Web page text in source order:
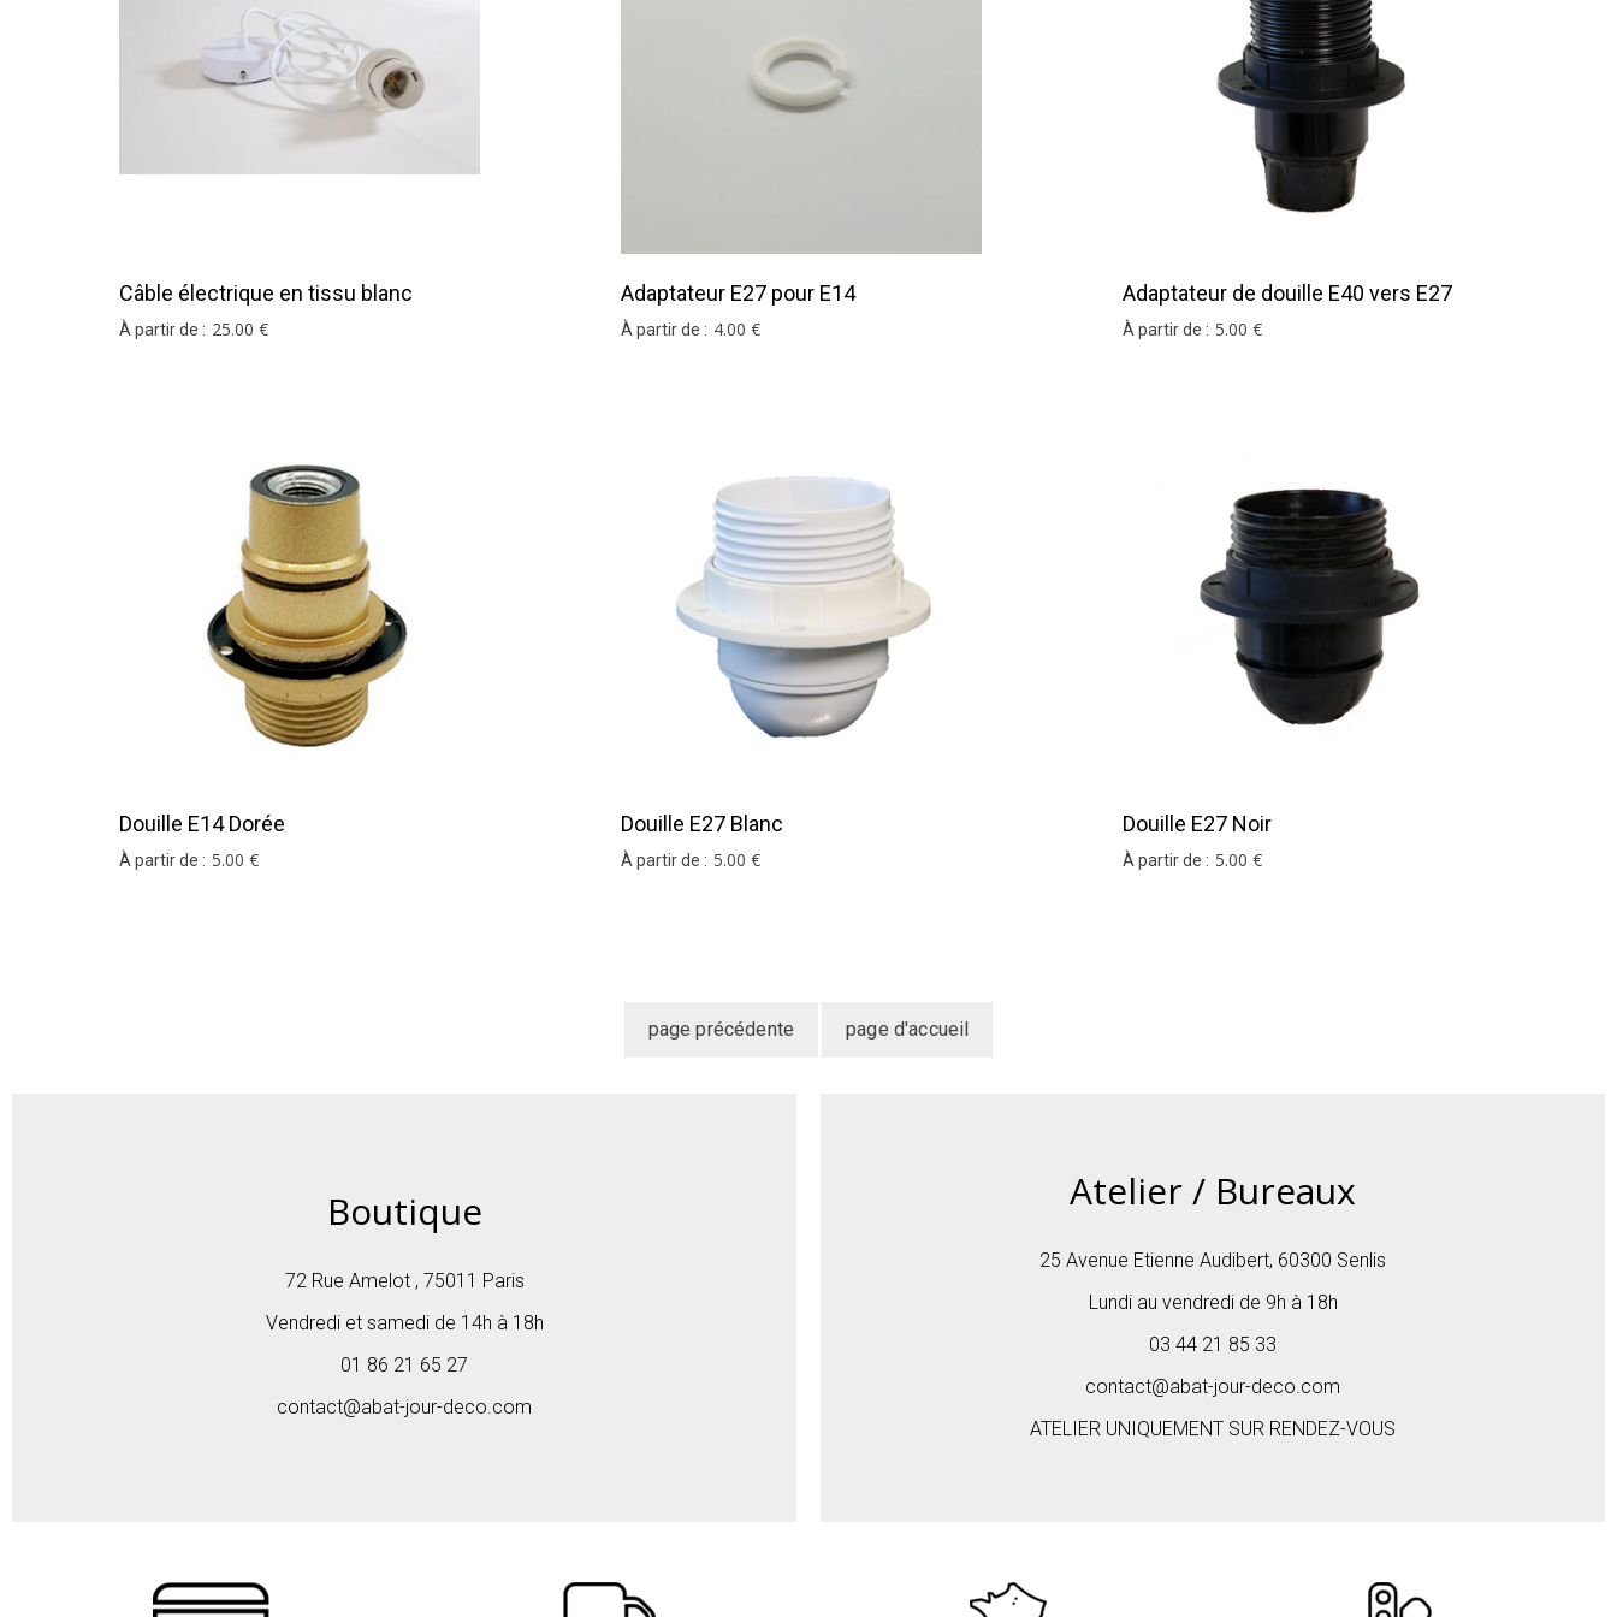
Câble électrique en tissu blanc
À partir de : 25.00 €
Adaptateur E27 pour E14
À partir de : 4.00 €
Adaptateur de douille E40 vers E27
Noir
À partir de : 5.00 €
Douille E14 Dorée
À partir de : 5.00 €
Douille E27 Blanc
À partir de : 5.00 €
Douille E27 Noir
À partir de : 5.00 €
Boutique
72 Rue Amelot , 75011 Paris
Vendredi et samedi de 14h à 18h
01 86 21 65 27
contact@abat-jour-deco.com
Atelier / Bureaux
25 Avenue Etienne Audibert, 60300 Senlis
Lundi au vendredi de 9h à 18h
03 44 21 85 33
contact@abat-jour-deco.com
ATELIER UNIQUEMENT SUR RENDEZ-VOUS